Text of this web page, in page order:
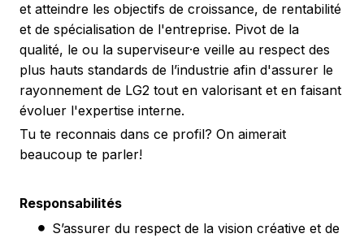
et atteindre les objectifs de croissance, de rentabilité
et de spécialisation de l'entreprise. Pivot de la
qualité, le ou la superviseur·e veille au respect des
plus hauts standards de l’industrie afin d'assurer le
rayonnement de LG2 tout en valorisant et en faisant
évoluer l'expertise interne.
Tu te reconnais dans ce profil? On aimerait
beaucoup te parler!
Responsabilités
S’assurer du respect de la vision créative et de